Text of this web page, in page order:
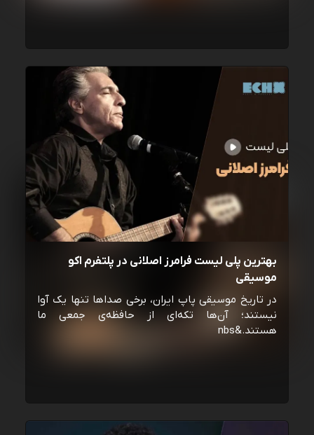
بهترین پلی لیست فرامرز اصلانی در پلتفرم اکو
موسیقی
در تاریخ موسیقی پاپ ایران، برخی صداها تنها یک آوا
نیستند؛ آن‌ها تکه‌ای از حافظه‌ی جمعی ما
هستند.&nbs